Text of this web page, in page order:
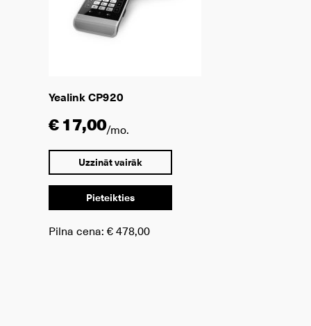
Yealink CP920
€ 17,00/mo.
Uzzināt vairāk
Pieteikties
Pilna cena: € 478,00